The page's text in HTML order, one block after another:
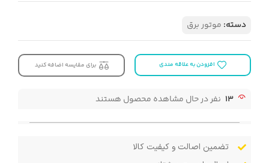
دسته: موتور برق
افزودن به علاقه مندی برای مقایسه اضافه کنید
13 نفر در حال مشاهده محصول هستند
تضمین اصالت و کیفیت کالا